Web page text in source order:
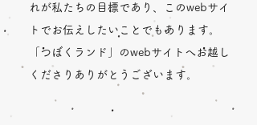
れが私たちの目標であり、このwebサイ
トでお伝えしたいことでもあります。
「つぼくランド」のwebサイトへお越し
くださりありがとうございます。